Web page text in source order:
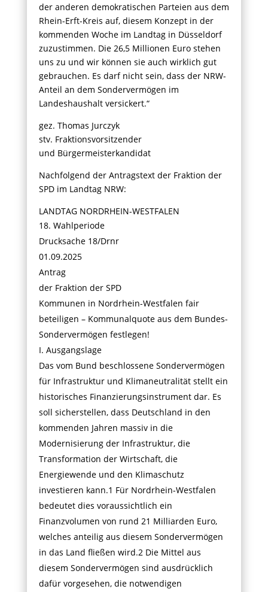
der anderen demokratischen Parteien aus dem
Rhein-Erft-Kreis auf, diesem Konzept in der
kommenden Woche im Landtag in Düsseldorf
zuzustimmen. Die 26,5 Millionen Euro stehen
uns zu und wir können sie auch wirklich gut
gebrauchen. Es darf nicht sein, dass der NRW-
Anteil an dem Sondervermögen im
Landeshaushalt versickert.“
gez. ­Thomas Jurczyk
stv. Fraktionsvorsitzender
und Bürgermeisterkandidat
Nachfolgend der Antragstext der Fraktion der
SPD im Landtag NRW:
LANDTAG NORDRHEIN-WESTFALEN
Wahlperiode
Drucksache 18/Drnr
01.09.2025
Antrag
der Fraktion der SPD
Kommunen in Nordrhein-Westfalen fair
beteiligen – Kommunalquote aus dem Bundes-
Sondervermögen festlegen!
I. Ausgangslage
Das vom Bund beschlossene Sondervermögen
für Infrastruktur und Klimaneutralität stellt ein
historisches Finanzierungsinstrument dar. Es
soll sicherstellen, dass Deutschland in den
kommenden Jahren massiv in die
Modernisierung der Infrastruktur, die
Transformation der Wirtschaft, die
Energiewende und den Klimaschutz
investieren kann.1 Für Nordrhein-Westfalen
bedeutet dies voraussichtlich ein
Finanzvolumen von rund 21 Milliarden Euro,
welches anteilig aus diesem Sondervermögen
in das Land fließen wird.2 Die Mittel aus
diesem Sondervermögen sind ausdrücklich
dafür vorgesehen, die notwendigen